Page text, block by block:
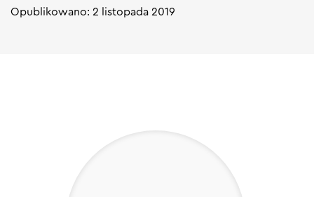
Opublikowano: 2 listopada 2019